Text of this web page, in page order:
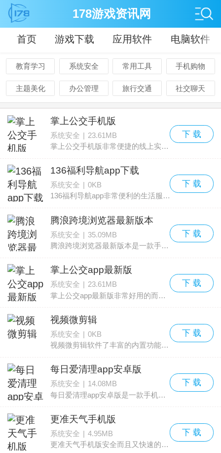
178游戏资讯网
首页 游戏下载 应用软件 电脑软件
教育学习 系统安全 常用工具 手机购物
主题美化 办公管理 旅行交通 社交聊天
掌上公交手机版
系统安全 | 23.61MB
掌上公交手机版非常便捷的线上实时查询当天或者是第二天的公交的信息资源的软件，软件中的线路规划非常的精确，而且车辆的信息十分的准确，用户可以轻松的掌握，各种内容都是可以随
下 载
136福利导航app下载
系统安全 | 0KB
136福利导航app非常便利的生活服务软件，软件的功能强大，而且涵盖的地图信息内容非常的丰富，线上的使用不卡，任何的导航功能设计，都是方便用户出行更加的方便，超级的好用哦！
下 载
腾浪跨境浏览器最新版本
系统安全 | 35.09MB
腾浪跨境浏览器最新版本是一款手机上的浏览器软件，用户使用这款软件能找到一款非常好用的浏览器，这款浏览器应对现在网络加载慢的问题做了专门的优化，用户能在这里获得相当好的
下 载
掌上公交app最新版
系统安全 | 23.61MB
掌上公交app最新版非常好用的而且非常便民的出行工具，软件的操作非常简单，而且含有的公交信息资源都是全新的系列，用户可以随时随地在线搜索自己要到达的目的地，以查看车辆，非常
下 载
视频微剪辑
系统安全 | 0KB
视频微剪辑软件了丰富的内置功能，一键剪辑操作便利，自动去除水印方便省心，在线剪辑教学是您技术力提升，图片视频拼接自由搭配，配有海量素材供您充分展示自我，拼图贴纸展现独特个性
下 载
每日爱清理app安卓版
系统安全 | 14.08MB
每日爱清理app安卓版是一款手机上的清理工具软件，用户能在这里得到相当好的体验，软件会自动分析自己的手机中的垃圾文件，然后就可以对其进行自动的清除了。感兴趣的用户就来求
下 载
更准天气手机版
系统安全 | 4.95MB
更准天气手机版安全而且又快速的实时天气预报的软件，近期的天气情况，用户都是可以通关这款软件，准确的搜索找到，而且含有的各项资源内容，十分的精确，气象局完全经过分析、掌握的，用
下 载